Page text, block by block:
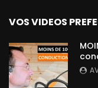
VOS VIDEOS